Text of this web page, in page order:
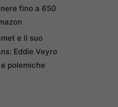
fino a 650
e il suo
Eddie Veyro
polemiche